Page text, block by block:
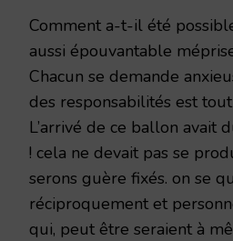
Comment a-t-il été
aussi épouvantable
Chacun se demande
des responsabilités est
L’arrivé de ce ballon avait
! cela ne devait pas se
serons guère fixés. on se
réciproquement et
qui, peut être seraient à